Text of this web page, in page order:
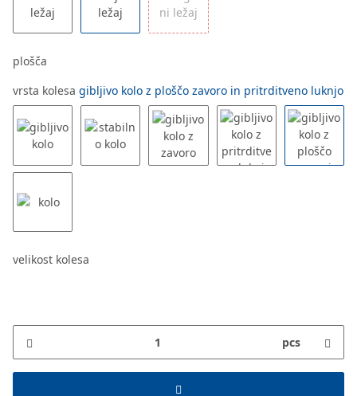
plošča
vrsta kolesa gibljivo kolo z ploščo zavoro in pritrditveno luknjo
velikost kolesa
pcs